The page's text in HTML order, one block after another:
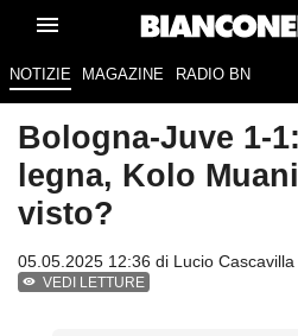
NOTIZIE MAGAZINE RADIO BN
Bologna-Juve 1-
legna, Kolo
visto?
05.05.2025 12:36 di Lucio Cascavilla
VEDI LETTURE